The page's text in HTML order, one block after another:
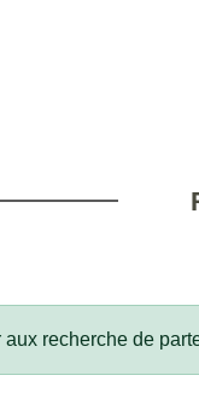
recherche de